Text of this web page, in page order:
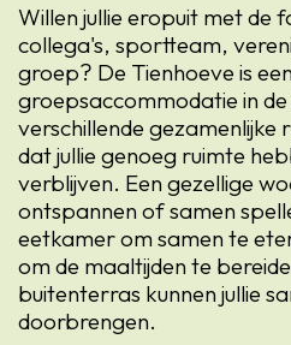
Willen jullie eropuit met de
collega's, sportteam,
groep? De Tienhoeve is
groepsaccommodatie in
verschillende
dat jullie genoeg ruimte
verblijven. Een gezellige
ontspannen of samen
eetkamer om samen te
om de maaltijden te
buitenterras kunnen jullie
doorbrengen.